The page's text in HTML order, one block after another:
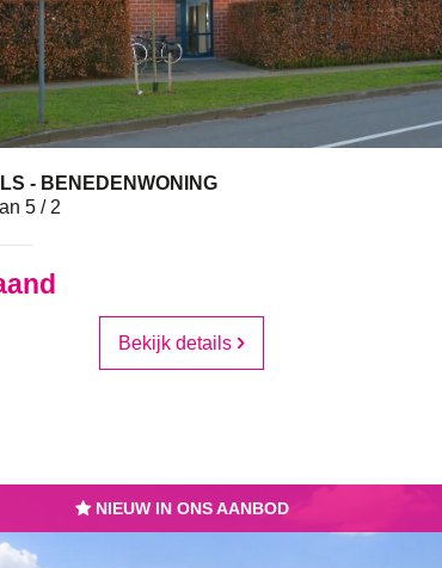
68 m² 1
- BENEDENWONING
5 / 2
Bekijk details
NIEUW IN ONS AANBOD